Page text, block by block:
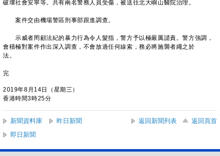
破壞社會安寧等。共有兩名警務人員受傷，被送往北大嶼山醫院治理。
案件交由機場警區刑事部跟進調查。
示威者罔顧法紀的暴力行為令人髮指，警方予以極嚴厲譴責。警方強調，
會積極對案件作出深入調查，不會放過任何線索，務必將施襲者繩之於
法。
完
2019年8月14日（星期三）
香港時間3時25分
新聞資料庫 昨日新聞 返回新聞列表
返回頁首
即日新聞